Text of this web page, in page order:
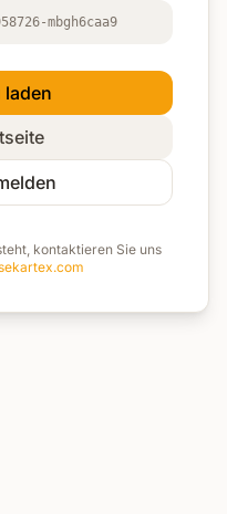
mbgh6caa9
laden
kontaktieren Sie uns